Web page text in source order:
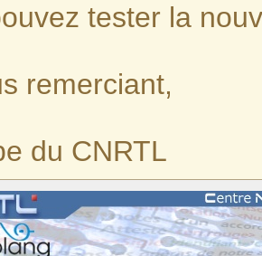
tester la
remerciant,
du CNRTL